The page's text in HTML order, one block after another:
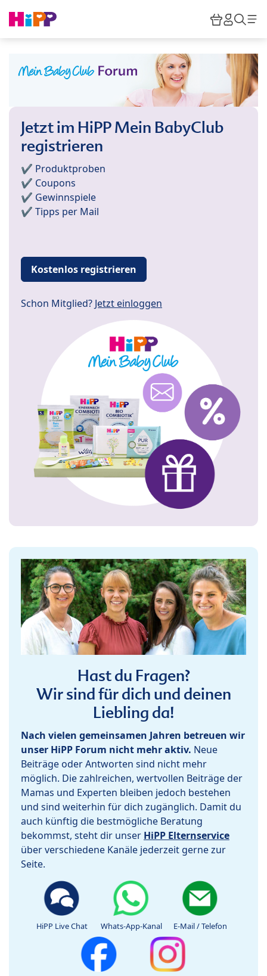
HiPP
Jetzt im HiPP Mein BabyClub
registrieren
✔️ Produktproben
✔️ Coupons
✔️ Gewinnspiele
✔️ Tipps per Mail
Kostenlos registrieren
Schon Mitglied? Jetzt einloggen
Hast du Fragen?
Wir sind für dich und deinen
Liebling da!
Nach vielen gemeinsamen Jahren betreuen wir
unser HiPP Forum nicht mehr aktiv. Neue
Beiträge oder Antworten sind nicht mehr
möglich. Die zahlreichen, wertvollen Beiträge der
Mamas und Experten bleiben jedoch bestehen
und sind weiterhin für dich zugänglich. Damit du
auch künftig die bestmögliche Beratung
bekommst, steht dir unser HiPP Elternservice
über verschiedene Kanäle jederzeit gerne zur
Seite.
HiPP Live Chat Whats-App-Kanal E-Mail / Telefon